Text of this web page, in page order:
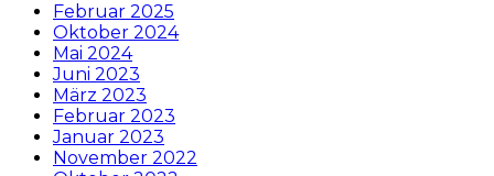
Februar 2025
Oktober 2024
Mai 2024
Juni 2023
März 2023
Februar 2023
Januar 2023
November 2022